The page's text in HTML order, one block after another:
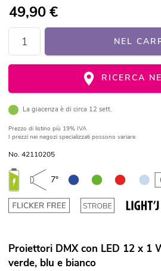
49,90€
NEL
RICERCA
La giacenza è di circa 12 sett.
Prezzo di listino più 19% IVA
I prezzi nei negozi specializzati possono variare.
No. 42110205
7°
Proiettori DMX con LED 12 x 1
verde, blu e bianco